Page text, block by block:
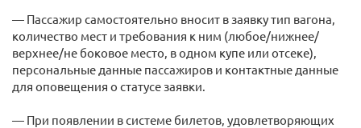
— Пассажир самостоятельно вносит в заявку тип вагона,
количество мест и требования к ним (любое/нижнее/
верхнее/не боковое место, в одном купе или отсеке),
персональные данные пассажиров и контактные данные
для оповещения о статусе заявки.
— При появлении в системе билетов, удовлетворяющих